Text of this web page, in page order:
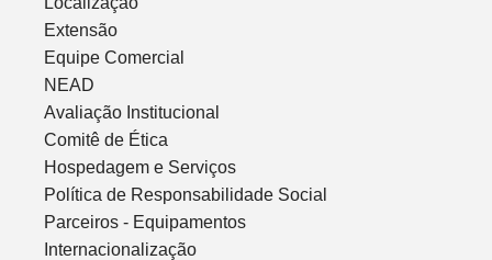
Extensão
Equipe Comercial
NEAD
Avaliação Institucional
Comitê de Ética
Hospedagem e Serviços
Política de Responsabilidade Social
Parceiros - Equipamentos
Internacionalização